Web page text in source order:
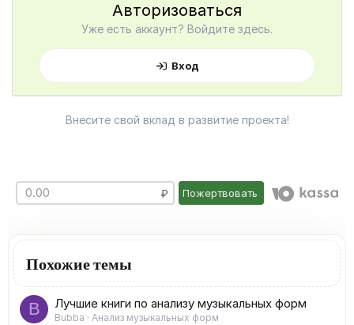
Авторизоваться
Уже есть аккаунт? Войдите здесь.
Вход
Внесите свой вклад в развитие проекта!
Пожертвовать
Похожие темы
B Лучшие книги по анализу музыкальных форм
Bubba
Анализ музыкальных форм